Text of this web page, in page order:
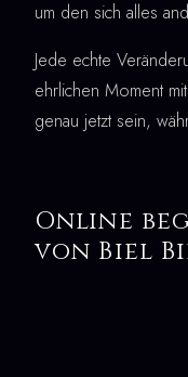
um den sich alles
Jede echte
ehrlichen Moment
genau jetzt sein,
Online
von Biel